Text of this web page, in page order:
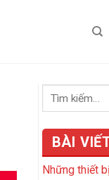
BÀI
Những thiết